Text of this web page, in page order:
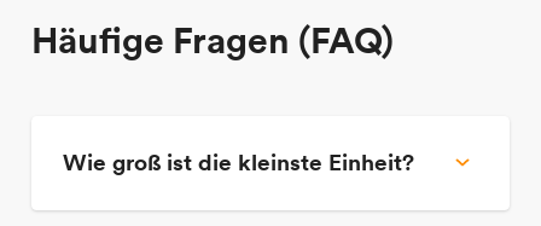
Häufige Fragen (FAQ)
Wie groß ist die kleinste Einheit?